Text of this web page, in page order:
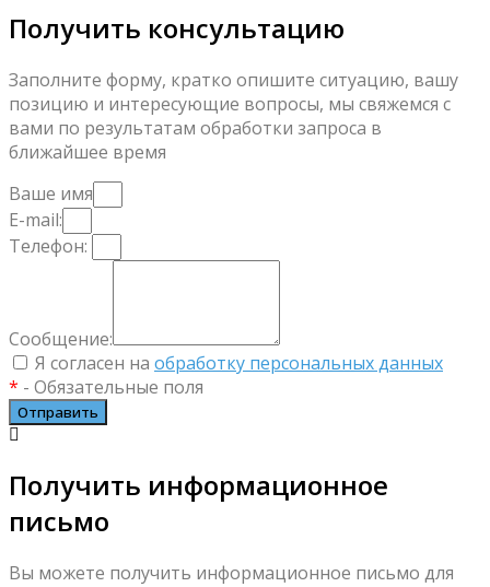
Получить консультацию
Заполните форму, кратко опишите ситуацию, вашу
позицию и интересующие вопросы, мы свяжемся с
вами по результатам обработки запроса в
ближайшее время
Ваше имя
E-mail:
Телефон:
Сообщение:
Я согласен на обработку персональных данных
* - Обязательные поля
Отправить
Получить информационное
письмо
Вы можете получить информационное письмо для